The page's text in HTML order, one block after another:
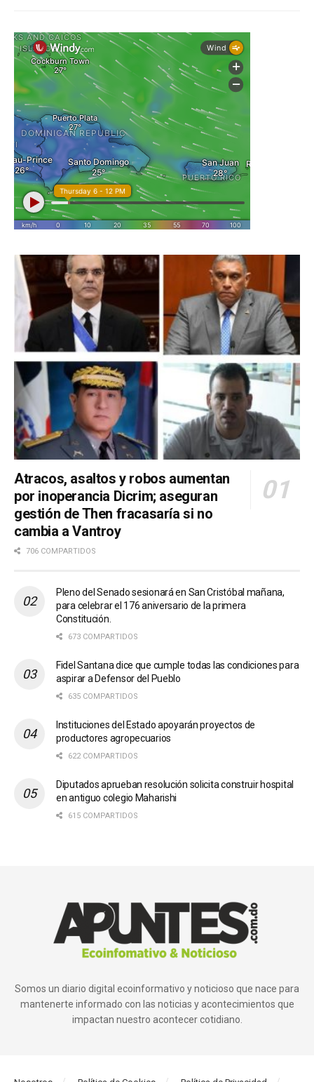
Atracos, asaltos y robos aumentan
por inoperancia Dicrim; aseguran
gestión de Then fracasaría si no
cambia a Vantroy
706 COMPARTIDOS
Pleno del Senado sesionará en San Cristóbal mañana,
para celebrar el 176 aniversario de la primera
Constitución.
673 COMPARTIDOS
Fidel Santana dice que cumple todas las condiciones para
aspirar a Defensor del Pueblo
635 COMPARTIDOS
Instituciones del Estado apoyarán proyectos de
productores agropecuarios
622 COMPARTIDOS
Diputados aprueban resolución solicita construir hospital
en antiguo colegio Maharishi
615 COMPARTIDOS
Somos un diario digital ecoinformativo y noticioso que nace para
mantenerte informado con las noticias y acontecimientos que
impactan nuestro acontecer cotidiano.